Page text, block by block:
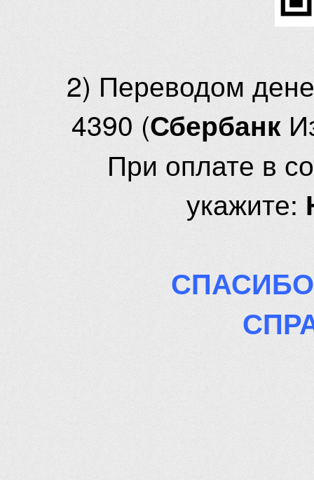
2) Переводом
4390 (Сбербанк
При оплате в
укажите: